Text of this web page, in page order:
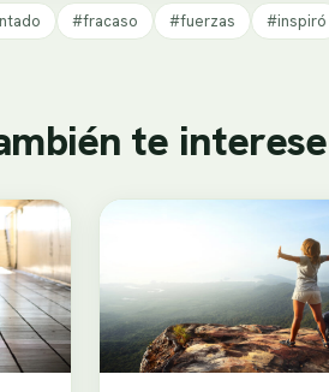
#fracaso #fuerzas #inspiró
te interese